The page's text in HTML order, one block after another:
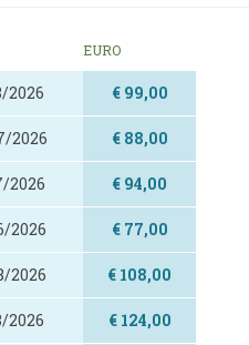
EURO
2026 € 99,00
2026 € 88,00
2026 € 94,00
2026 € 77,00
2026 € 108,00
2026 € 124,00